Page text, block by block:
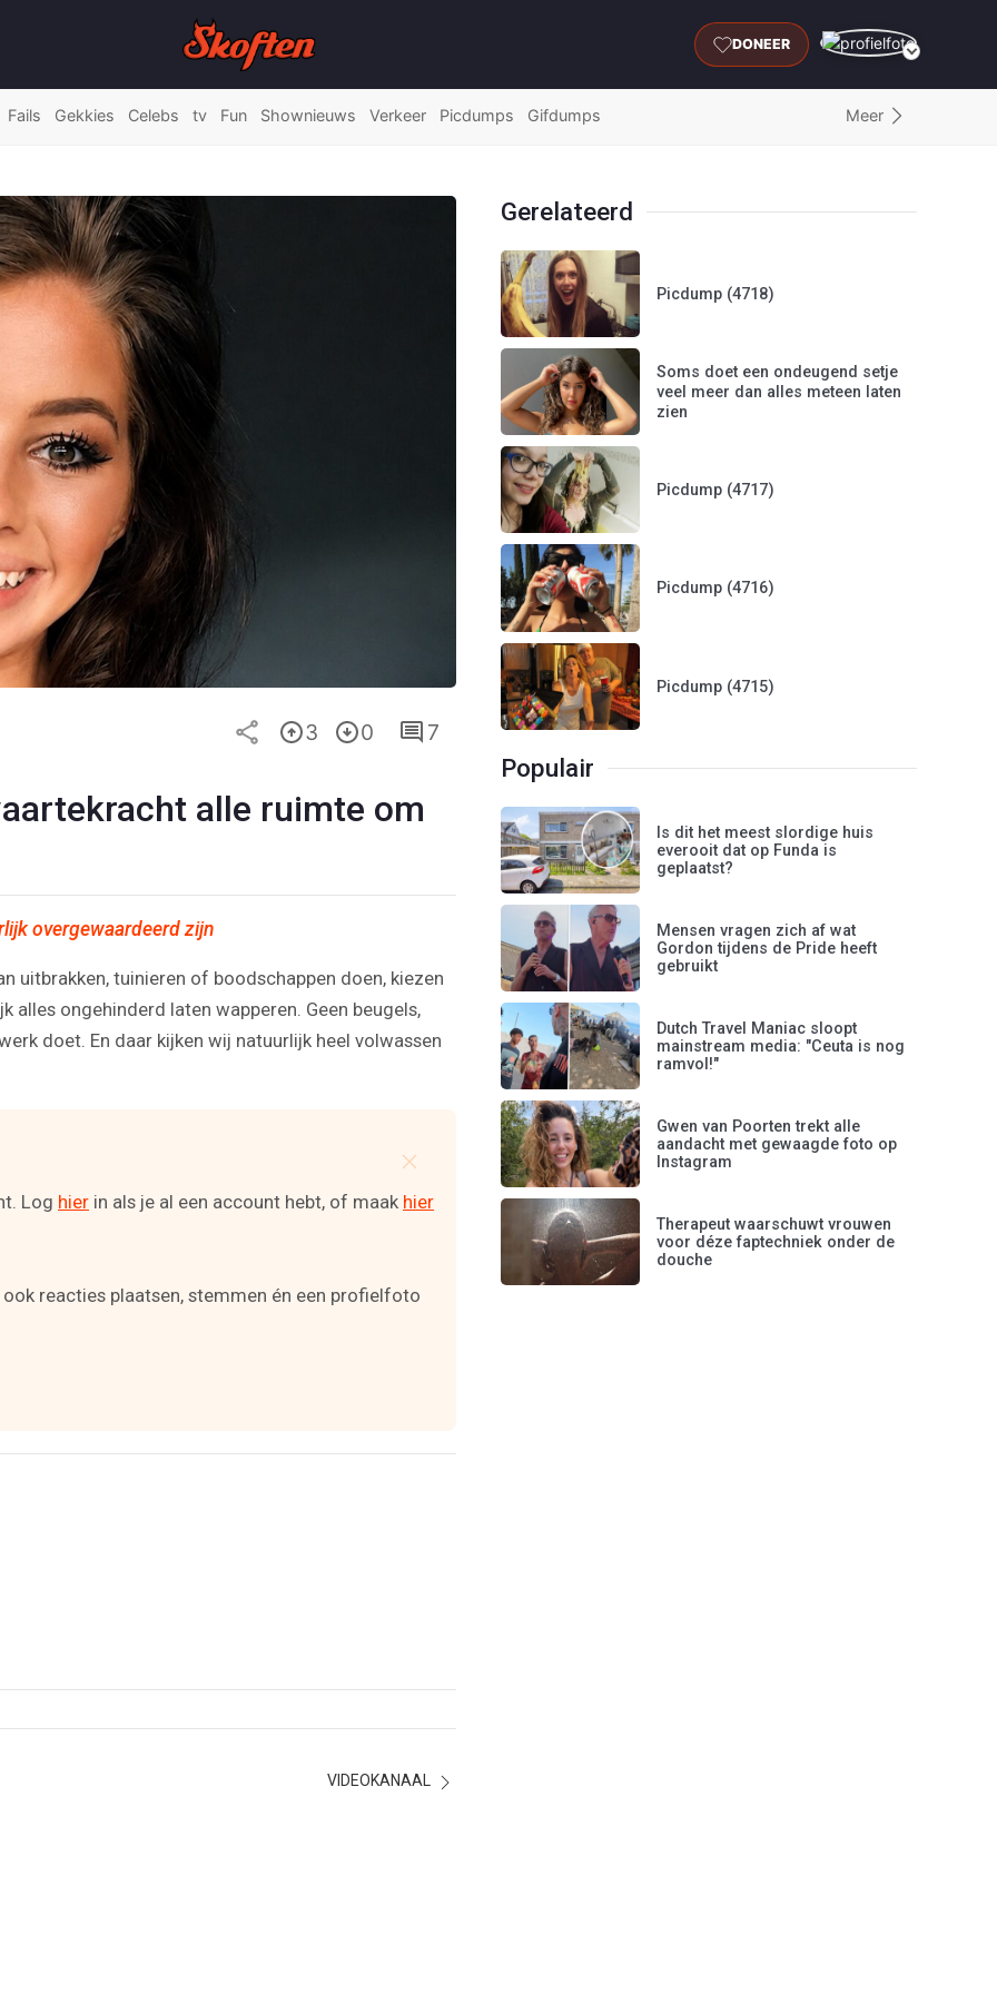
DONEER
Fails Gekkies Celebs tv Fun Shownieuws Verkeer Picdumps Gifdumps Meer
3 0 7
alle ruimte om
overgewaardeerd zijn
uitbrakken, tuinieren of boodschappen doen, kiezen
ongehinderd laten wapperen. Geen beugels,
doet. En daar kijken wij natuurlijk heel volwassen
Log hier in als je al een account hebt, of maak hier
reacties plaatsen, stemmen én een profielfoto
VIDEOKANAAL
Gerelateerd
Picdump (4718)
Soms doet een ondeugend setje
veel meer dan alles meteen laten
zien
Picdump (4717)
Picdump (4716)
Picdump (4715)
Populair
Is dit het meest slordige huis
everooit dat op Funda is
geplaatst?
Mensen vragen zich af wat
Gordon tijdens de Pride heeft
gebruikt
Dutch Travel Maniac sloopt
mainstream media: "Ceuta is nog
ramvol!"
Gwen van Poorten trekt alle
aandacht met gewaagde foto op
Instagram
Therapeut waarschuwt vrouwen
voor déze faptechniek onder de
douche